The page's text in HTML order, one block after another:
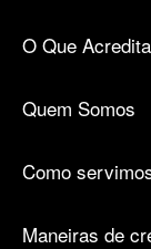
O Que
Quem Somos
Como
Maneiras de